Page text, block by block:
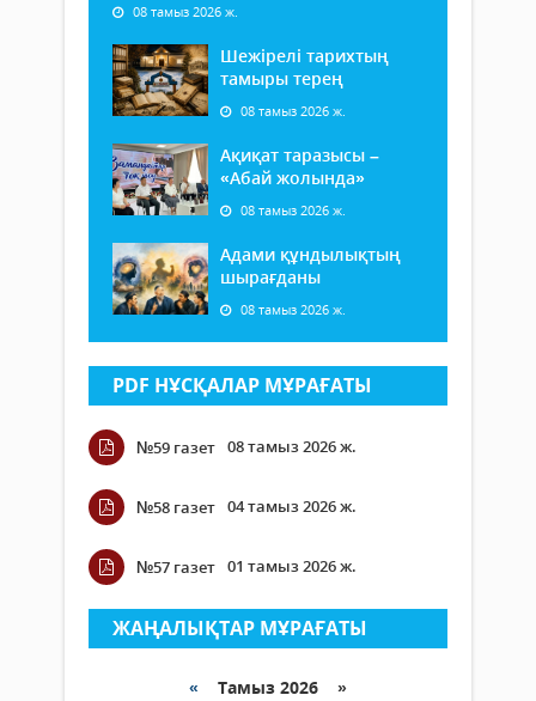
08 тамыз 2026 ж.
Шежірелі тарихтың
тамыры терең
08 тамыз 2026 ж.
Ақиқат таразысы –
«Абай жолында»
08 тамыз 2026 ж.
Адами құндылықтың
шырағданы
08 тамыз 2026 ж.
PDF НҰСҚАЛАР МҰРАҒАТЫ
№59 газет 08 тамыз 2026 ж.
№58 газет 04 тамыз 2026 ж.
№57 газет 01 тамыз 2026 ж.
ЖАҢАЛЫҚТАР МҰРАҒАТЫ
« Тамыз 2026 »